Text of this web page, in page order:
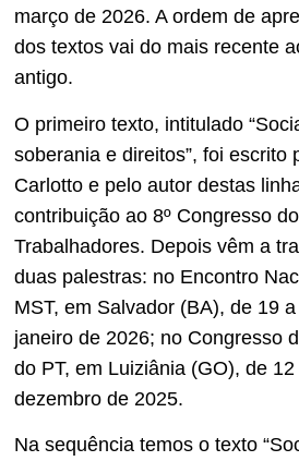
março de 2026. A ordem de
dos textos vai do mais recente
antigo.
O primeiro texto, intitulado
soberania e direitos”, foi escrito
Carlotto e pelo autor destas
contribuição ao 8º Congresso
Trabalhadores. Depois vêm a
duas palestras: no Encontro
MST, em Salvador (BA), de 19
janeiro de 2026; no Congresso
do PT, em Luiziânia (GO), de
dezembro de 2025.
Na sequência temos o texto